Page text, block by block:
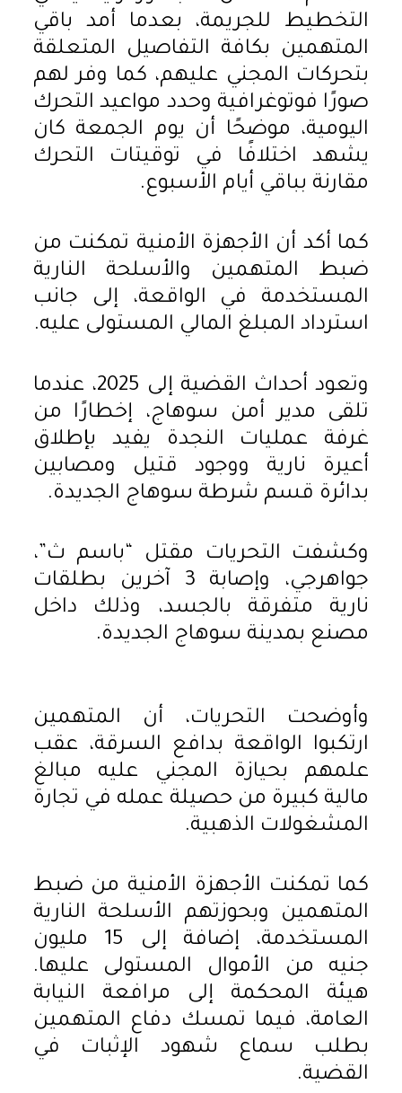
التخطيط للجريمة، بعدما أمد باقي
المتهمين بكافة التفاصيل المتعلقة
بتحركات المجني عليهم، كما وفر لهم
صورًا فوتوغرافية وحدد مواعيد التحرك
اليومية، موضحًا أن يوم الجمعة كان
يشهد اختلافًا في توقيتات التحرك
مقارنة بباقي أيام الأسبوع.
كما أكد أن الأجهزة الأمنية تمكنت من
ضبط المتهمين والأسلحة النارية
المستخدمة في الواقعة، إلى جانب
استرداد المبلغ المالي المستولى عليه.
وتعود أحداث القضية إلى 2025، عندما
تلقى مدير أمن سوهاج، إخطارًا من
غرفة عمليات النجدة يفيد بإطلاق
أعيرة نارية ووجود قتيل ومصابين
بدائرة قسم شرطة سوهاج الجديدة.
وكشفت التحريات مقتل “باسم ث”،
جواهرجي، وإصابة 3 آخرين بطلقات
نارية متفرقة بالجسد، وذلك داخل
مصنع بمدينة سوهاج الجديدة.
وأوضحت التحريات، أن المتهمين
ارتكبوا الواقعة بدافع السرقة، عقب
علمهم بحيازة المجني عليه مبالغ
مالية كبيرة من حصيلة عمله في تجارة
المشغولات الذهبية.
كما تمكنت الأجهزة الأمنية من ضبط
المتهمين وبحوزتهم الأسلحة النارية
المستخدمة، إضافة إلى 15 مليون
جنيه من الأموال المستولى عليها.
هيئة المحكمة إلى مرافعة النيابة
العامة، فيما تمسك دفاع المتهمين
بطلب سماع شهود الإثبات في
القضية.